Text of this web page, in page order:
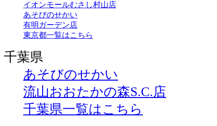
イオンモールむさし村山店
あそびのせかい
有明ガーデン店
東京都一覧はこちら
千葉県
あそびのせかい
流山おおたかの森S.C.店
千葉県一覧はこちら